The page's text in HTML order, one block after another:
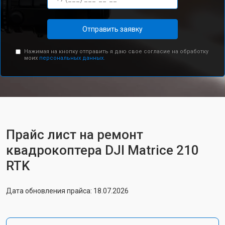
Отправить заявку
Нажимая на кнопку отправить я даю свое согласие на обработку
моих персональных данных.
Прайс лист на ремонт
квадрокоптера DJI Matrice 210
RTK
Дата обновления прайса: 18.07.2026